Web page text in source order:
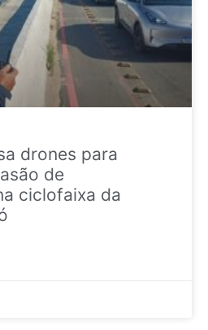
drones para
de
ciclofaixa da